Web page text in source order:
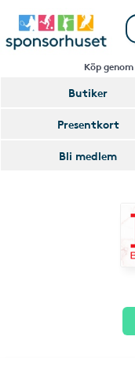
Köp
Butiker
Presentkort
Bli medlem